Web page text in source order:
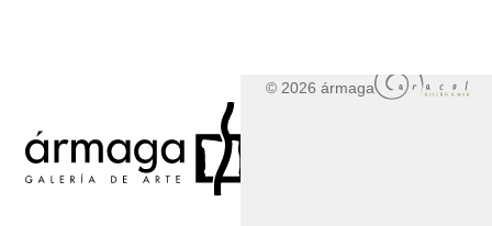
© 2026 ármaga